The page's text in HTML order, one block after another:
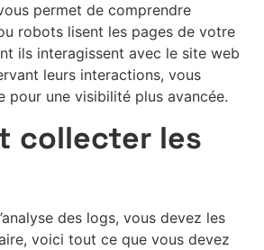
permet de comprendre
robots lisent les pages de votre
ils interagissent avec le site web
leurs interactions, vous
pour une visibilité plus avancée.
collecter les
des logs, vous devez les
voici tout ce que vous devez